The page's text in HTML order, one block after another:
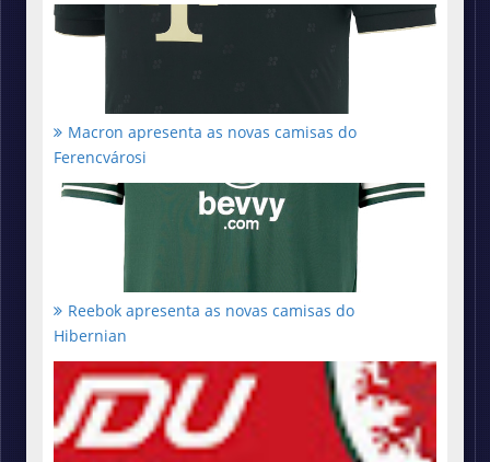
Macron apresenta as novas camisas do
Ferencvárosi
Reebok apresenta as novas camisas do
Hibernian